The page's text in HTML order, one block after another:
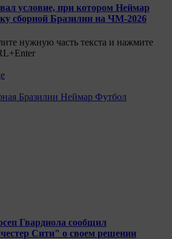
условие, при котором Неймар
сборной Бразилии на ЧМ-2026
нужную часть текста и нажмите
Бразилии Неймар Футбол
Гвардиола сообщил
Сити" о своем решении